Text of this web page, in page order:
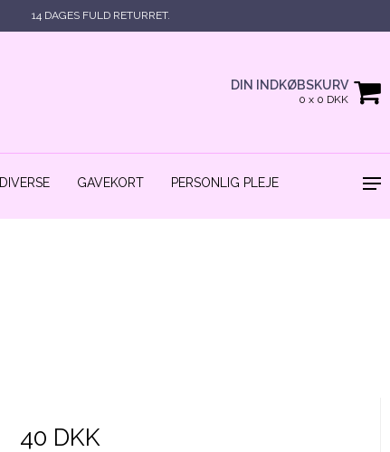
14 DAGES FULD RETURRET.
DIN INDKØBSKURV
0 x 0 DKK
DIVERSE GAVEKORT PERSONLIG PLEJE
40 DKK